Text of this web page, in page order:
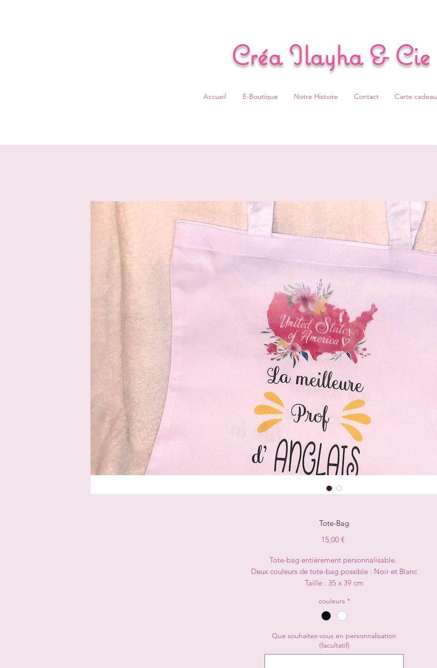
Créa Ilayha & Cie
Accueil E-Boutique Notre Histoire Contact Carte cadeau
Tote-Bag
15,00 €Prix
Tote-bag entièrement personnalisable.
Deux couleurs de tote-bag possible : Noir et Blanc
Taille : 35 x 39 cm
couleurs *
Que souhaitez-vous en personnalisation
(facultatif)